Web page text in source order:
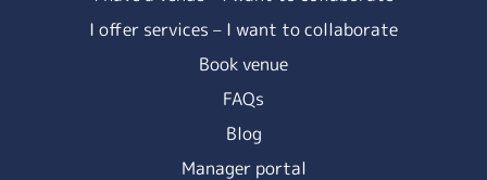
I offer services – I want to collaborate
Book venue
FAQs
Blog
Manager portal